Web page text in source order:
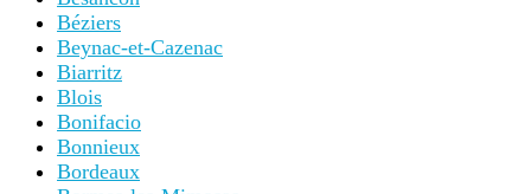
Béziers
Beynac-et-Cazenac
Biarritz
Blois
Bonifacio
Bonnieux
Bordeaux